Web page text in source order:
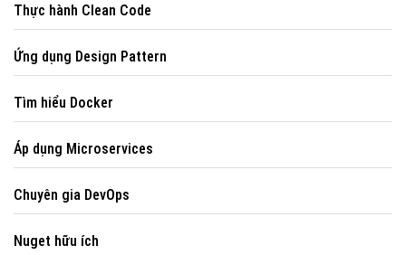
Thực hành Clean Code
Ứng dụng Design Pattern
Tìm hiểu Docker
Áp dụng Microservices
Chuyên gia DevOps
Nuget hữu ích